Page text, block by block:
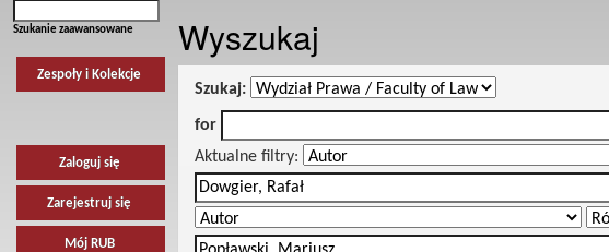
Szukanie zaawansowane
Zespoły i Kolekcje
Zaloguj się
Zarejestruj się
Mój RUB
Wyszukaj
Szukaj:
for
Aktualne filtry: